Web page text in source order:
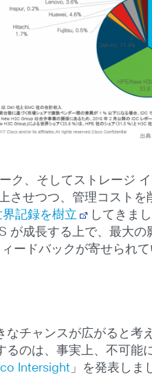
ク、そしてストレージ
せつつ、管理コストを
記録を樹立
してきま
が成長する上で、最大の
ードバックが寄せられ
チャンスが広がると考
のは、事実上、不可能
Intersight 」を発表しま